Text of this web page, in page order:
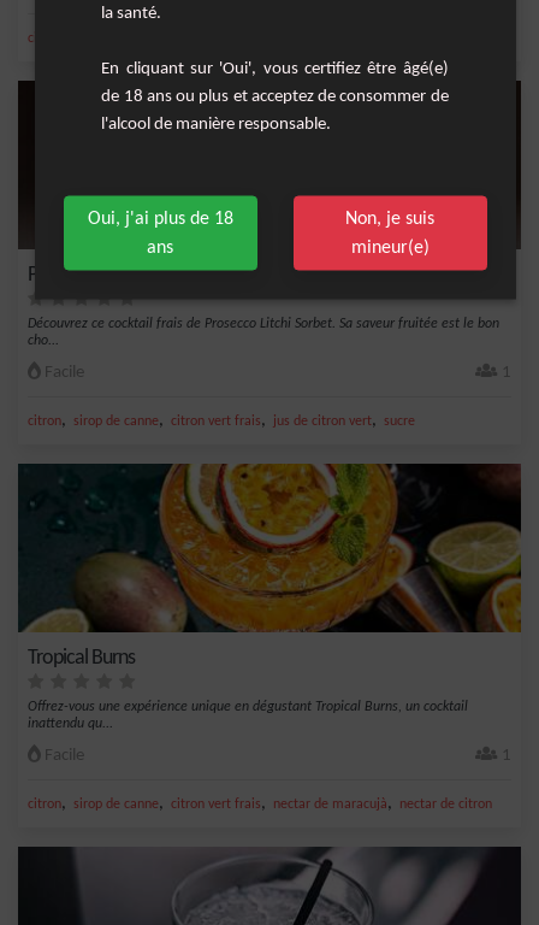
citron
Prosecco Litchi Sorbet
Découvrez ce cocktail frais de Prosecco Litchi Sorbet. Sa saveur fruitée est le bon
cho...
Facile 1
citron, sirop de canne, citron vert frais, jus de citron vert, sucre
Tropical Burns
Offrez-vous une expérience unique en dégustant Tropical Burns, un cocktail
inattendu qu...
Facile 1
citron, sirop de canne, citron vert frais, nectar de maracujà, nectar de citron
la santé.
En cliquant sur 'Oui', vous certifiez être âgé(e)
de 18 ans ou plus et acceptez de consommer de
l'alcool de manière responsable.
Oui, j'ai plus de 18
ans
Non, je suis
mineur(e)